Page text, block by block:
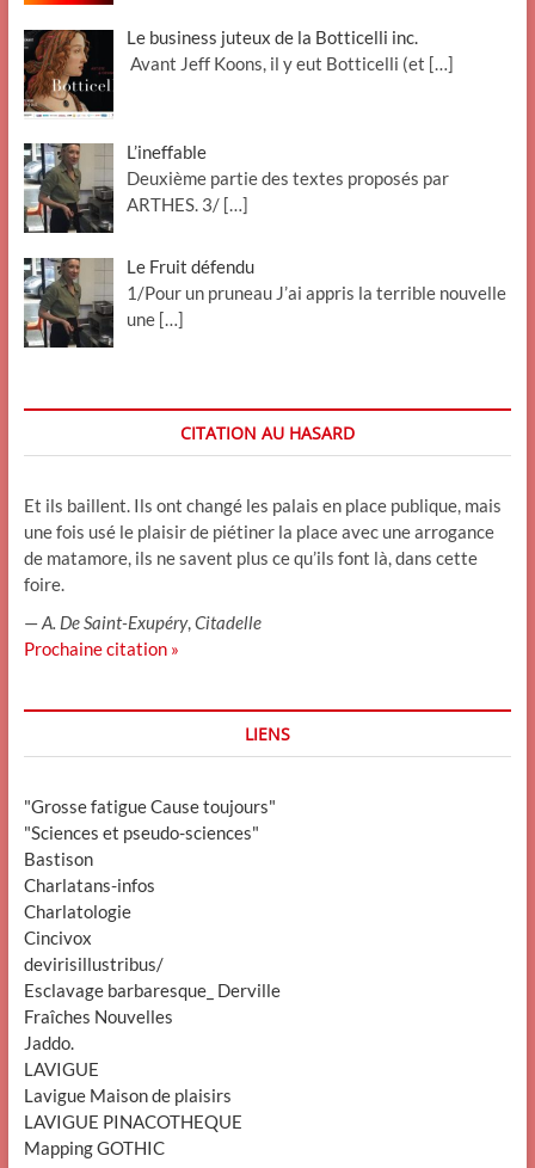
Le business juteux de la Botticelli inc.
Avant Jeff Koons, il y eut Botticelli (et […]
L’ineffable
Deuxième partie des textes proposés par
ARTHES. 3/ […]
Le Fruit défendu
1/Pour un pruneau J’ai appris la terrible nouvelle
une […]
CITATION AU HASARD
Et ils baillent. Ils ont changé les palais en place publique, mais
une fois usé le plaisir de piétiner la place avec une arrogance
de matamore, ils ne savent plus ce qu’ils font là, dans cette
foire.
—A. De Saint-Exupéry,Citadelle
Prochaine citation »
LIENS
"Grosse fatigue Cause toujours"
"Sciences et pseudo-sciences"
Bastison
Charlatans-infos
Charlatologie
Cincivox
devirisillustribus/
Esclavage barbaresque_ Derville
Fraîches Nouvelles
Jaddo.
LAVIGUE
Lavigue Maison de plaisirs
LAVIGUE PINACOTHEQUE
Mapping GOTHIC